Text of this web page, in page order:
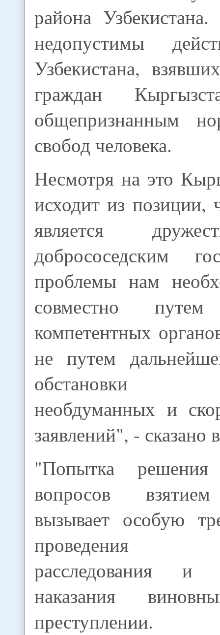
района Узбекистана.
недопустимы
Узбекистана,
граждан
общепризнанным
свобод человека.
Несмотря на это
исходит из позиции,
является
добрососедским
проблемы нам
совместно путем
компетентных
не путем
обстановки
необдуманных и
заявлений", - сказано
"Попытка решения
вопросов
вызывает особую
проведения
расследования и
наказания
преступлении.